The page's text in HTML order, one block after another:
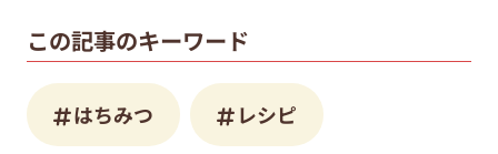
この記事のキーワード
はちみつ レシピ